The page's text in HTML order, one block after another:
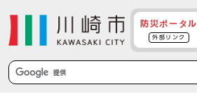
防災ポータル
外部リンク